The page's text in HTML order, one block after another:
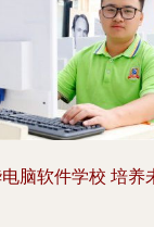
脑软件学校 培养